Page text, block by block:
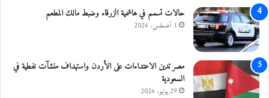
حالات تسمم في هاشمية الزرقاء وضبط مالك المطعم
1 أغسطس، 2026
مصر تدين الاعتداءات على الأردن واستهداف منشآت نفطية في
السعودية
29 يوليو، 2026